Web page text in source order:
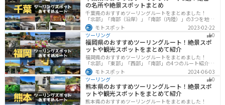
の名所や絶景スポットまとめ
千葉県のおすすめツーリングルートをまとめました！
「北部」「南部（沿岸）」「南部（内陸）」の3つを地域
別で紹介します！千葉は首都圏からのアクセスも良く、
海と山どちらも堪能できるのでツーリングには最適な場
所です。
モトスポット
2023-02-22
ツーリング
0
福岡県のおすすめツーリングルート！絶景スポ
ットや観光スポットをまとめて紹介
福岡県のおすすめツーリングルートをまとめました！
「北部」「東部」「西部」「南部」の4つのルート紹介し
ます。豊かな自然から歴史ある名所、グルメまで多彩な
魅力が詰まっており、様々な楽しみ方ができます。バイ
クで福岡県にツーリングに行く際は参考にしてくださ
い。
モトスポット
2024-06-03
ツーリング
0
熊本県のおすすめツーリングルート！絶景スポ
ットや観光スポットをまとめて紹介
熊本県のおすすめツーリングルートをまとめました！